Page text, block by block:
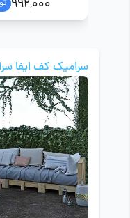
992,000
سرامیک کف ایفا